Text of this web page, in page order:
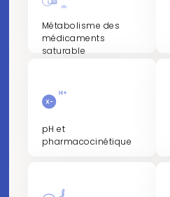
Métabolisme des
médicaments
saturable
pH et
pharmacocinétique